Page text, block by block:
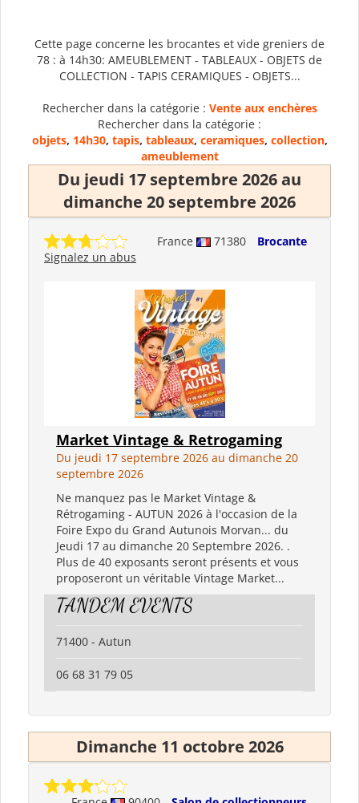
Cette page concerne les brocantes et vide greniers de
78 : à 14h30: AMEUBLEMENT - TABLEAUX - OBJETS de
COLLECTION - TAPIS CERAMIQUES - OBJETS...
Rechercher dans la catégorie : Vente aux enchères
Rechercher dans la catégorie :
objets, 14h30, tapis, tableaux, ceramiques, collection,
ameublement
Du jeudi 17 septembre 2026 au
dimanche 20 septembre 2026
France 71380
Brocante
Signalez un abus
Market Vintage & Retrogaming
Du jeudi 17 septembre 2026 au dimanche 20
septembre 2026
Ne manquez pas le Market Vintage &
Rétrogaming - AUTUN 2026 à l'occasion de la
Foire Expo du Grand Autunois Morvan... du
Jeudi 17 au dimanche 20 Septembre 2026. .
Plus de 40 exposants seront présents et vous
proposeront un véritable Vintage Market...
TANDEM EVENTS
71400 - Autun
06 68 31 79 05
Dimanche 11 octobre 2026